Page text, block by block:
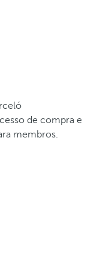
de compra e
membros.